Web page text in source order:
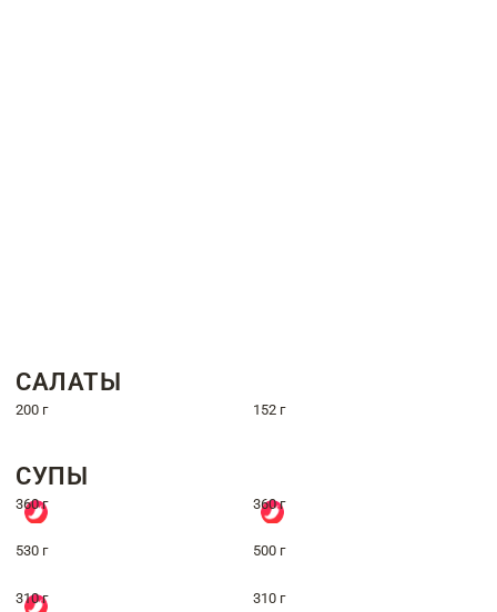
САЛАТЫ
200 г 152 г
СУПЫ
360 г 360 г
530 г 500 г
310 г 310 г